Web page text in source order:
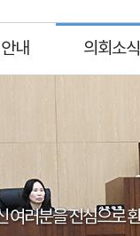
내 의회소식
여러분을 진심으로